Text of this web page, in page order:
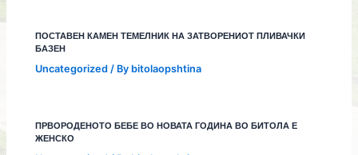
ПОСТАВЕН КАМЕН ТЕМЕЛНИК НА ЗАТВОРЕНИОТ ПЛИВАЧКИ
БАЗЕН
Uncategorized / By bitolaopshtina
ПРВОРОДЕНОТО БЕБЕ ВО НОВАТА ГОДИНА ВО БИТОЛА Е
ЖЕНСКО